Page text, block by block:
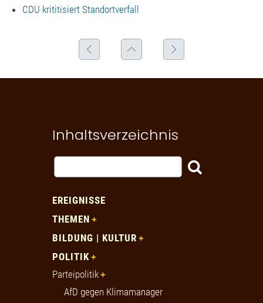
CDU krititisiert Standortverfall
Inhaltsverzeichnis
EREIGNISSE
THEMEN
BILDUNG | KULTUR
POLITIK
Parteipolitik
AfD gegen Klimamanager